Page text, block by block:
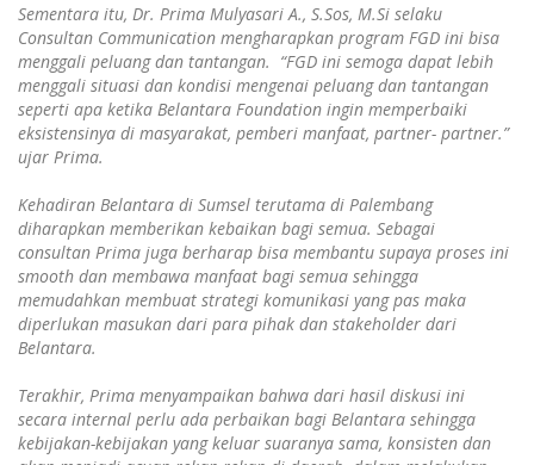
Sementara itu, Dr. Prima Mulyasari A., S.Sos, M.Si selaku
Consultan Communication mengharapkan program FGD ini bisa
menggali peluang dan tantangan. “FGD ini semoga dapat lebih
menggali situasi dan kondisi mengenai peluang dan tantangan
seperti apa ketika Belantara Foundation ingin memperbaiki
eksistensinya di masyarakat, pemberi manfaat, partner- partner.”
ujar Prima.
Kehadiran Belantara di Sumsel terutama di Palembang
diharapkan memberikan kebaikan bagi semua. Sebagai
consultan Prima juga berharap bisa membantu supaya proses ini
smooth dan membawa manfaat bagi semua sehingga
memudahkan membuat strategi komunikasi yang pas maka
diperlukan masukan dari para pihak dan stakeholder dari
Belantara.
Terakhir, Prima menyampaikan bahwa dari hasil diskusi ini
secara internal perlu ada perbaikan bagi Belantara sehingga
kebijakan-kebijakan yang keluar suaranya sama, konsisten dan